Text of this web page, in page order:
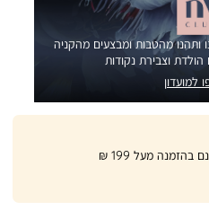
ותהנו מהטבות ומבצעים מהקניה
וצבירת נקודות
למועדון
בהזמנה מעל 199 ₪